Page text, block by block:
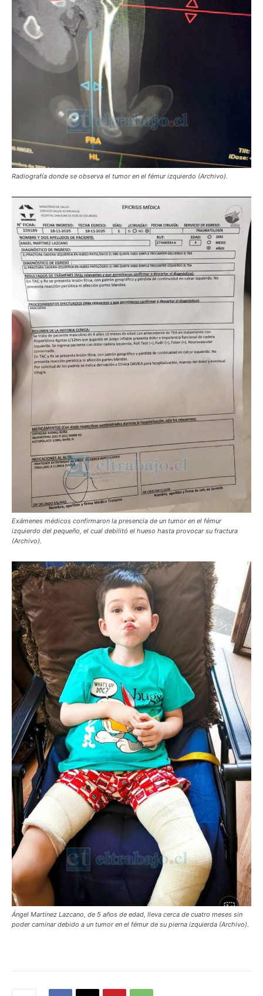
Radiografía donde se observa el tumor en el fémur izquierdo (Archivo).
Exámenes médicos confirmaron la presencia de un tumor en el fémur
izquierdo del pequeño, el cual debilitó el hueso hasta provocar su fractura
(Archivo).
Ángel Martínez Lazcano, de 5 años de edad, lleva cerca de cuatro meses sin
poder caminar debido a un tumor en el fémur de su pierna izquierda (Archivo).